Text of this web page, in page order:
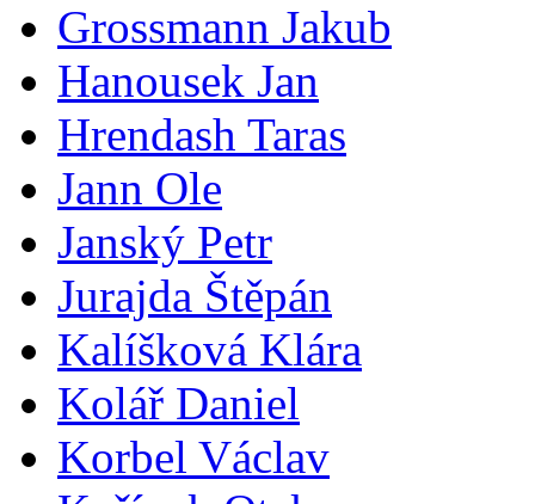
Grossmann Jakub
Hanousek Jan
Hrendash Taras
Jann Ole
Janský Petr
Jurajda Štěpán
Kalíšková Klára
Kolář Daniel
Korbel Václav